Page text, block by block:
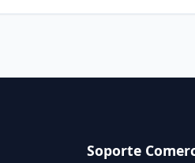
Soporte